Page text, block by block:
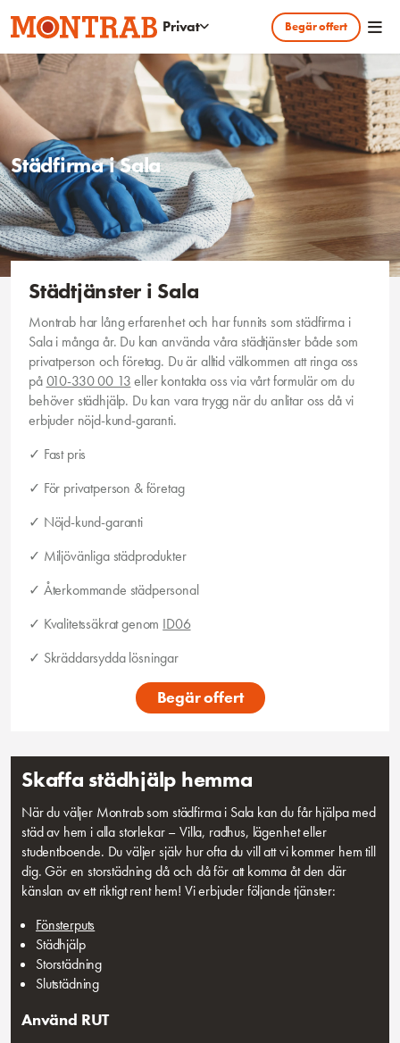
Privat
Begär offert
Städfirma i Sala
Städtjänster i Sala
Montrab har lång erfarenhet och har funnits som städfirma i
Sala i många år. Du kan använda våra städtjänster både som
privatperson och företag. Du är alltid välkommen att ringa oss
på010-330 00 13eller kontakta oss via vårt formulär om du
behöver städhjälp. Du kan vara trygg när du anlitar oss då vi
erbjuder nöjd-kund-garanti.
✓ Fast pris
✓ För privatperson & företag
✓ Nöjd-kund-garanti
✓ Miljövänliga städprodukter
✓ Återkommande städpersonal
✓ Kvalitetssäkrat genom ID06
✓ Skräddarsydda lösningar
Begär offert
Skaffa städhjälp hemma
När du väljer Montrab som städfirma i Sala kan du får hjälpa med
städ av hem i alla storlekar – Villa, radhus, lägenhet eller
studentboende. Du väljer själv hur ofta du vill att vi kommer hem till
dig. Gör en storstädning då och då för att komma åt den där
känslan av ett riktigt rent hem! Vi erbjuder följande tjänster:
Fönsterputs
Städhjälp
Storstädning
Slutstädning
Använd RUT